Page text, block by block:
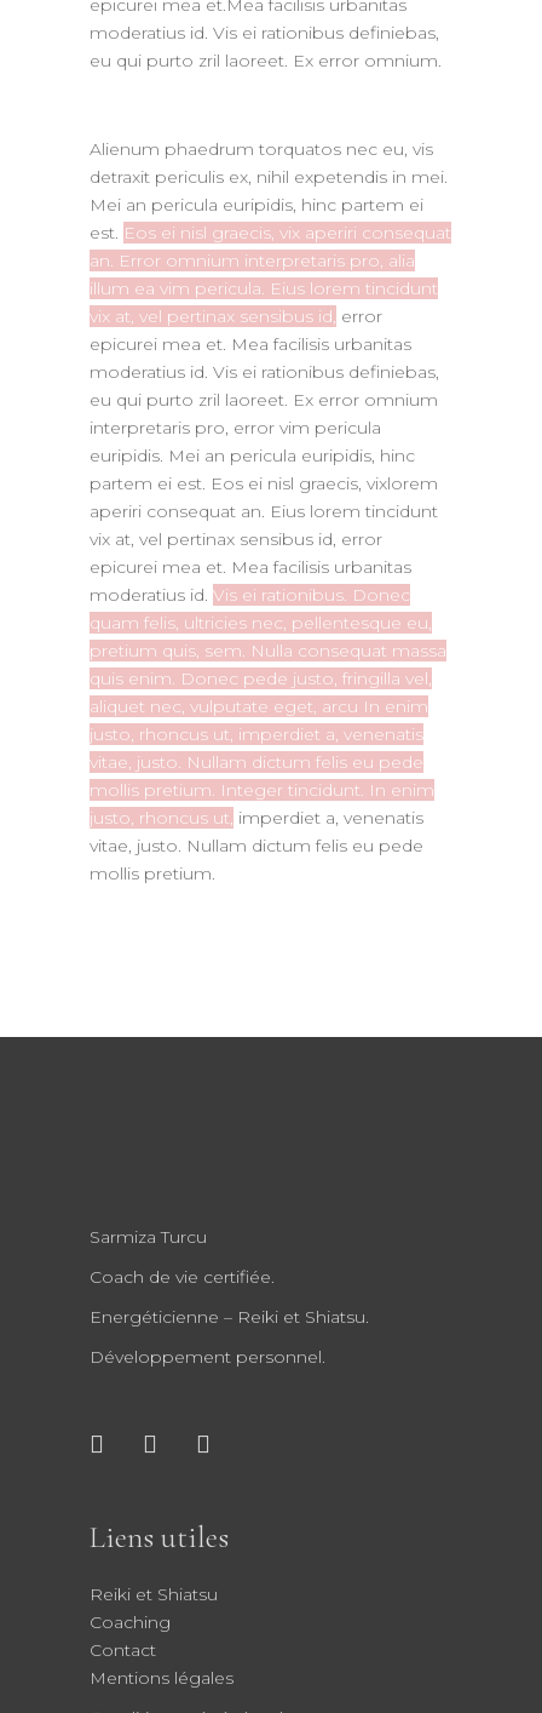
epicurei mea et.Mea facilisis urbanitas
moderatius id. Vis ei rationibus definiebas,
eu qui purto zril laoreet. Ex error omnium.
Alienum phaedrum torquatos nec eu, vis
detraxit periculis ex, nihil expetendis in mei.
Mei an pericula euripidis, hinc partem ei
est. Eos ei nisl graecis, vix aperiri consequat
an. Error omnium interpretaris pro, alia
illum ea vim pericula. Eius lorem tincidunt
vix at, vel pertinax sensibus id, error
epicurei mea et. Mea facilisis urbanitas
moderatius id. Vis ei rationibus definiebas,
eu qui purto zril laoreet. Ex error omnium
interpretaris pro, error vim pericula
euripidis. Mei an pericula euripidis, hinc
partem ei est. Eos ei nisl graecis, vixlorem
aperiri consequat an. Eius lorem tincidunt
vix at, vel pertinax sensibus id, error
epicurei mea et. Mea facilisis urbanitas
moderatius id. Vis ei rationibus. Donec
quam felis, ultricies nec, pellentesque eu,
pretium quis, sem. Nulla consequat massa
quis enim. Donec pede justo, fringilla vel,
aliquet nec, vulputate eget, arcu In enim
justo, rhoncus ut, imperdiet a, venenatis
vitae, justo. Nullam dictum felis eu pede
mollis pretium. Integer tincidunt. In enim
justo, rhoncus ut, imperdiet a, venenatis
vitae, justo. Nullam dictum felis eu pede
mollis pretium.
Sarmiza Turcu
Coach de vie certifiée.
Energéticienne – Reiki et Shiatsu.
Développement personnel.
Liens utiles
Reiki et Shiatsu
Coaching
Contact
Mentions légales